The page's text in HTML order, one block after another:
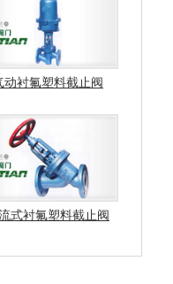
动衬氟塑料截止阀
式衬氟塑料截止阀